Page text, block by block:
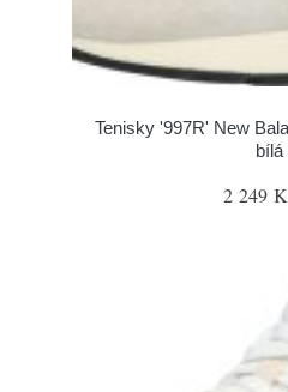
Tenisky '997R' New
bílá
2 249